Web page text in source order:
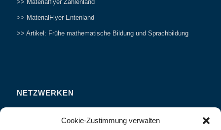
Cookie-Zustimmung verwalten
>> Materialflyer Zahlenland
>> MaterialFlyer Entenland
>> Artikel: Frühe mathematische Bildung und Sprachbildung
NETZWERKEN